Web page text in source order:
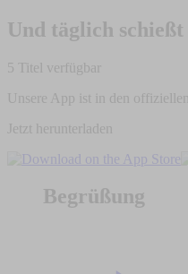
Und täglich
5 Titel verfügbar
Unsere App ist in den
Jetzt herunterladen
Begrüßung